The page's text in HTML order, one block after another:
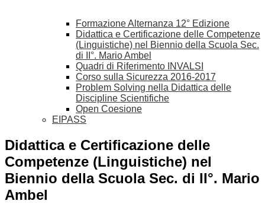
Formazione Alternanza 12° Edizione
Didattica e Certificazione delle Competenze
(Linguistiche) nel Biennio della Scuola Sec.
di II°. Mario Ambel
Quadri di Riferimento INVALSI
Corso sulla Sicurezza 2016-2017
Problem Solving nella Didattica delle
Discipline Scientifiche
Open Coesione
EIPASS
Didattica e Certificazione delle
Competenze (Linguistiche) nel
Biennio della Scuola Sec. di II°. Mario
Ambel